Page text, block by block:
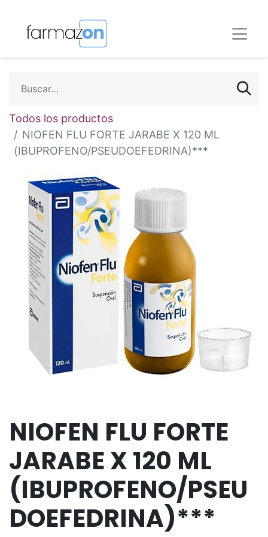
Todos los productos
NIOFEN FLU FORTE JARABE X 120 ML
(IBUPROFENO/PSEUDOEFEDRINA)***
NIOFEN FLU FORTE
JARABE X 120 ML
(IBUPROFENO/PSEU
DOEFEDRINA)***